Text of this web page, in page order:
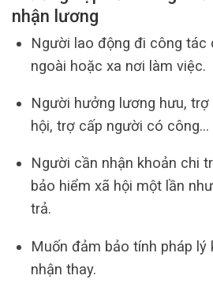
nhận lương
Người lao động đi công tác
ngoài hoặc xa nơi làm việc.
Người hưởng lương hưu,
hội, trợ cấp người có công…
Người cần nhận khoản chi
bảo hiểm xã hội một lần
trả.
Muốn đảm bảo tính pháp lý
nhận thay.